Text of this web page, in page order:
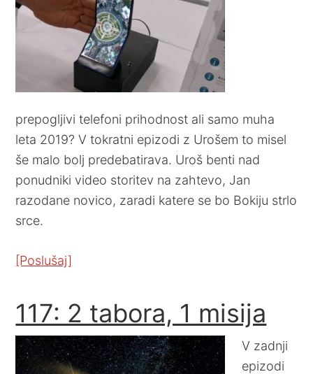
prepogljivi telefoni prihodnost ali samo muha
leta 2019? V tokratni epizodi z Urošem to misel
še malo bolj predebatirava. Uroš benti nad
ponudniki video storitev na zahtevo, Jan
razodane novico, zaradi katere se bo Bokiju strlo
srce.
[Poslušaj]
117: 2 tabora, 1 misija
V zadnji
epizodi